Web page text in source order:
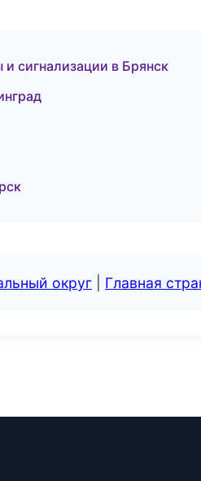
сигнализации в Брянск
округ Главная